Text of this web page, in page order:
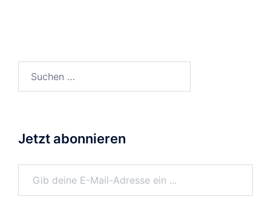
Jetzt abonnieren
Gib deine E-Mail-Adresse ein ...